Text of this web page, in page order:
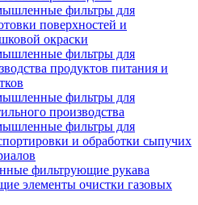
фильтры для
поверхностей и
окраски
фильтры для
продуктов питания и
фильтры для
производства
фильтры для
и обработки сыпучих
фильтрующие рукава
элементы очистки газовых